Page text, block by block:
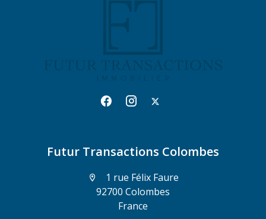
Futur Transactions Colombes
1 rue Félix Faure
92700 Colombes
France